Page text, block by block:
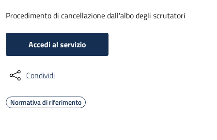
Procedimento di cancellazione dall'albo degli scrutatori
Accedi al servizio
Condividi
Normativa di riferimento